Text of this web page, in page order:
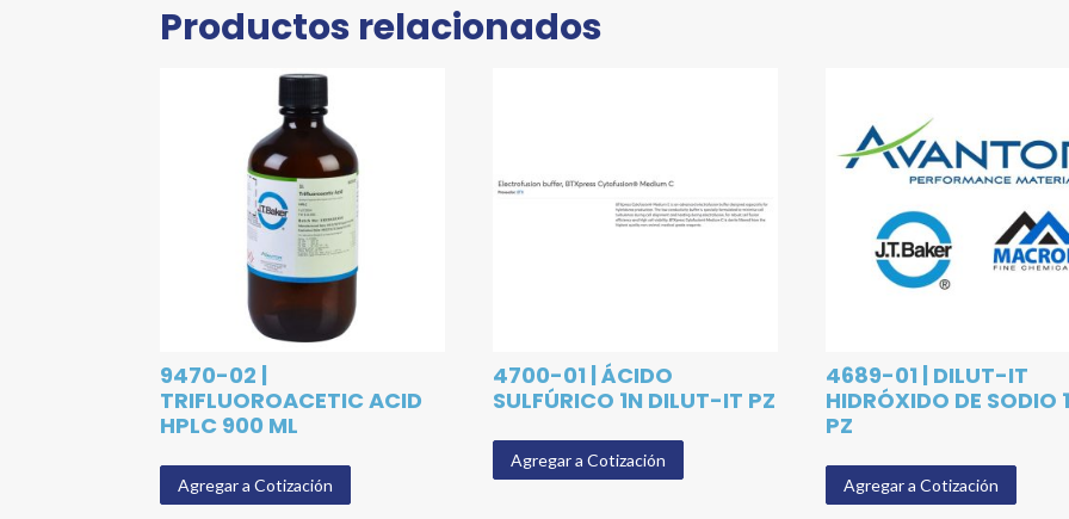
Productos relacionados
9470-02 |
TRIFLUOROACETIC ACID
HPLC 900 ML
Agregar a Cotización
4700-01 | ÁCIDO
SULFÚRICO 1N DILUT-IT PZ
Agregar a Cotización
4689-01 | DILUT-IT
HIDRÓXIDO DE SODIO
PZ
Agregar a Cotización